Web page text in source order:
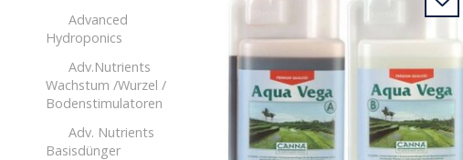
Advanced
Hydroponics
Adv.Nutrients
Wachstum /Wurzel /
Bodenstimulatoren
Adv. Nutrients
Basisdünger